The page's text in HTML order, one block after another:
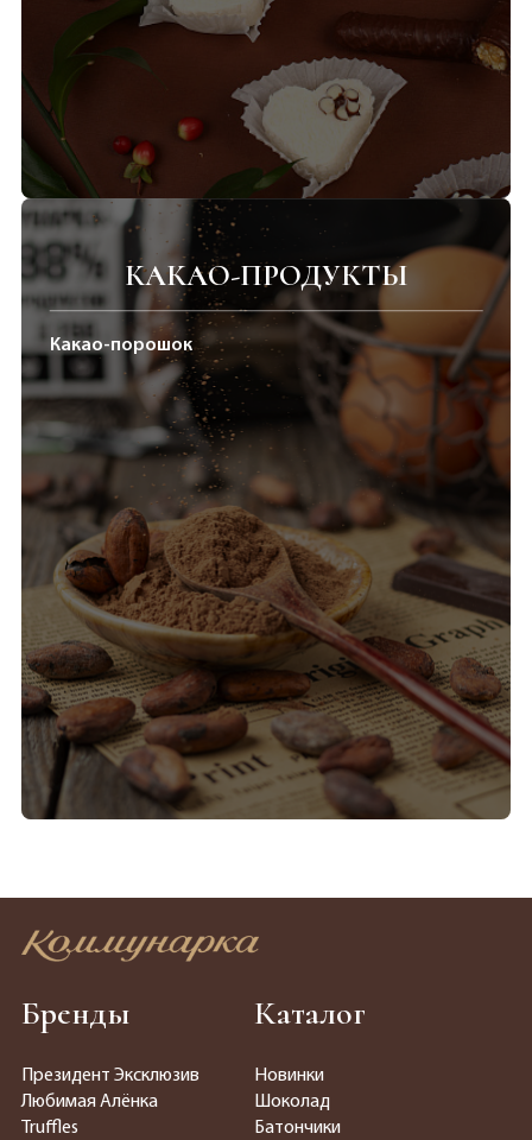
КАКАО-ПРОДУКТЫ
Какао-порошок
Бренды
Президент Эксклюзив
Любимая Алёнка
Truffles
Каталог
Новинки
Шоколад
Батончики